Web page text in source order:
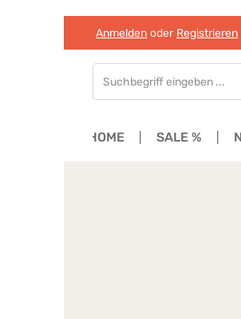
Zum Hauptinhalt springen
Zur Suche springen
Zur Hauptnavigation
Anmelden oder Registrieren
HOME SALE %